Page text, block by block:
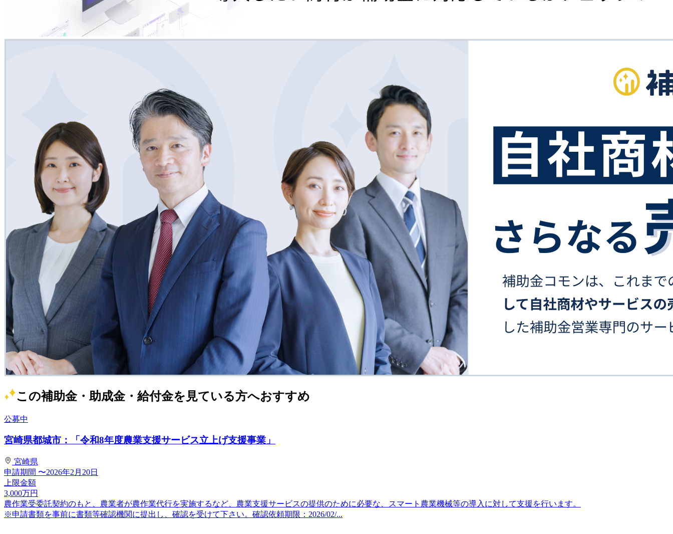
この補助金・助成金・給付金を見ている方へおすすめ
公募中
宮崎県都城市：「令和8年度農業支援サービス立上げ支援事業」
宮崎県
申請期間 〜2026年2月20日
上限金額
3,000万円
農作業受委託契約のもと、農業者が農作業代行を実施するなど、農業支援サービスの提供のために必要な、スマート農業機械等の導入に対して支援を行います。
※申請書類を事前に書類等確認機関に提出し、確認を受けて下さい。確認依頼期限：2026/02/...